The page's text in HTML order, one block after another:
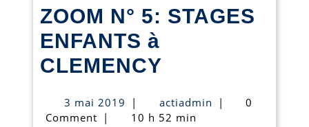
sont
connues!
ZOOM N° 5: STAGES
ENFANTS à
CLEMENCY
5:
3 mai 2019
mai
| actiadmin actiadmin
|
0
Comment | 10 h 52 min